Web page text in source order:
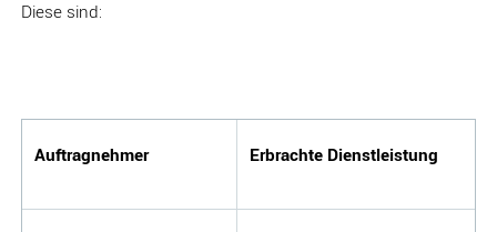
Diese sind:
Auftragnehmer Erbrachte Dienstleistung